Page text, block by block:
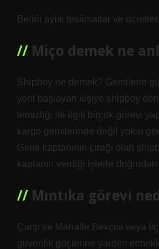
Belirli aylık teslimatlar ve
Miço demek ne
Shipboy ne demek? Gemilerin
yeni başlayan kişiye shipboy
temizliği ile ilgili birçok görevi
kargo gemilerinde değil yolcu
Gemi kaptanının çırağı olan
kaptanın verdiği işlerle
Mıntıka görevi
Çarşı ve Mahalle Bekçisi veya
güvenlik güçlerine yardım